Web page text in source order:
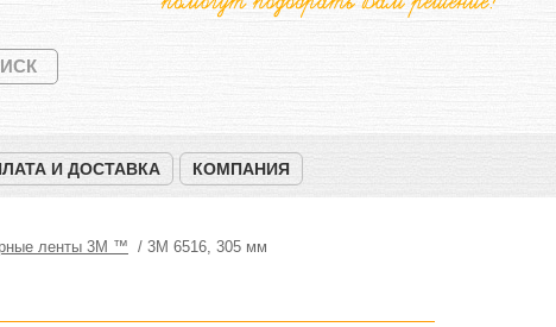
И ДОСТАВКА КОМПАНИЯ
ленты 3М ™ 3M 6516, 305 мм